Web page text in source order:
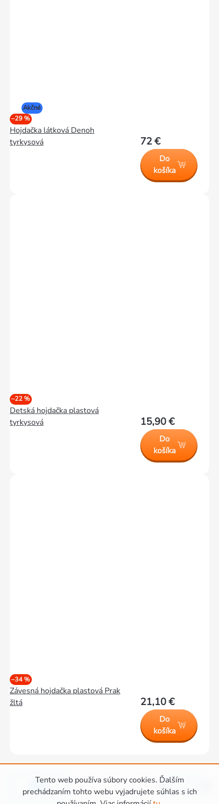
Tento web používa súbory cookies. Ďalším
prechádzaním tohto webu vyjadrujete súhlas s ich
Akčné
–29 %
Hojdačka látková Denoh
tyrkysová
72 €
Do
košíka
–22 %
Detská hojdačka plastová
tyrkysová
15,90 €
Do
košíka
–34 %
Závesná hojdačka plastová Prak
žltá
21,10 €
Do
košíka
Ovládacie
1
Hore